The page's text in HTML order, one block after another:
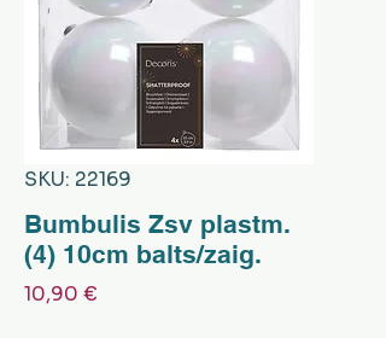
SKU: 22169
Bumbulis Zsv plastm.
(4) 10cm balts/zaig.
10,90 €